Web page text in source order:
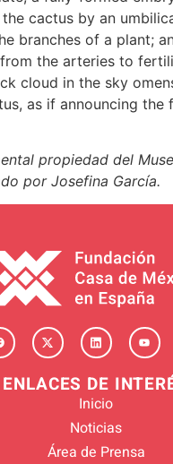
cactus by an
branches of a plant;
the arteries to
cloud in the sky
as if announcing the
propiedad del
por Josefina García.
ENLACES DE
Inicio
Noticias
Área de Prensa